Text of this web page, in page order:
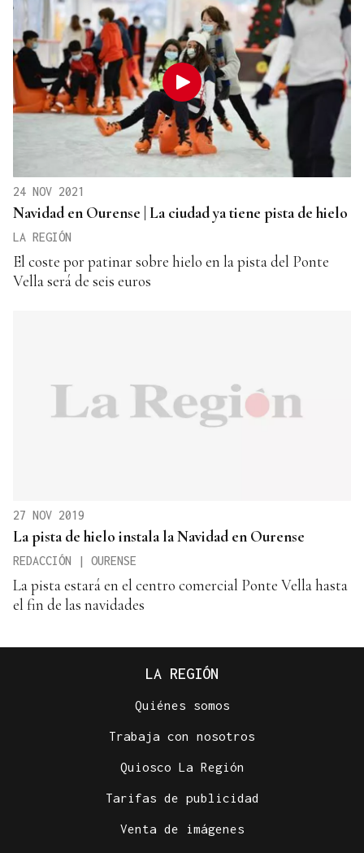
24 NOV 2021
Navidad en Ourense | La ciudad ya tiene pista de hielo
LA REGIÓN
El coste por patinar sobre hielo en la pista del Ponte
Vella será de seis euros
27 NOV 2019
La pista de hielo instala la Navidad en Ourense
REDACCIÓN | OURENSE
La pista estará en el centro comercial Ponte Vella hasta
el fin de las navidades
LA REGIÓN
Quiénes somos
Trabaja con nosotros
Quiosco La Región
Tarifas de publicidad
Venta de imágenes